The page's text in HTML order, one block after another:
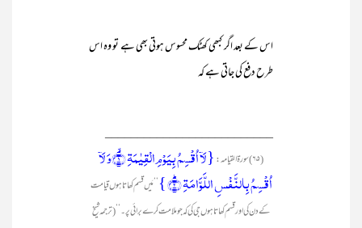
اس کے بعد اگر کبھی کھٹک محسوس ہوتی بھی ہے تو وہ اس
طرح دفع کی جاتی ہے کہ
__________________________
(۶۵) سورۃ القیامہ:
{لَاۤ اُقۡسِمُ بِیَوۡمِ الۡقِیٰمَۃِ ۙ﴿۱﴾وَ لَاۤ
اُقۡسِمُ بِالنَّفۡسِ اللَّوَّامَۃِ ؕ﴿۲﴾ }
’’مَیں قسم کھاتا ہوں قیامت
کے دن کی اور قسم کھاتا ہوں جی کی کہ جو ملامت کرے برائی پر۔‘‘ (ترجمہ شیخ